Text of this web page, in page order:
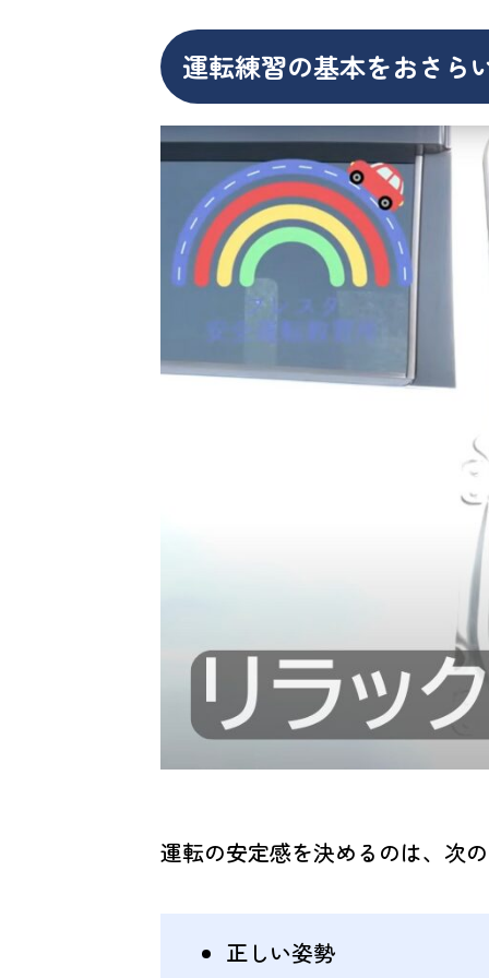
運転練習の基本をおさら
運転の安定感を決めるのは、次
正しい姿勢